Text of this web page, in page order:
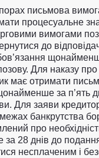
письмова
процесуальне
вимогами
до
Для наказу
має отримати
за п’ять
Для заяви
межах банкрутства
про
28 днів до
несплаченим і